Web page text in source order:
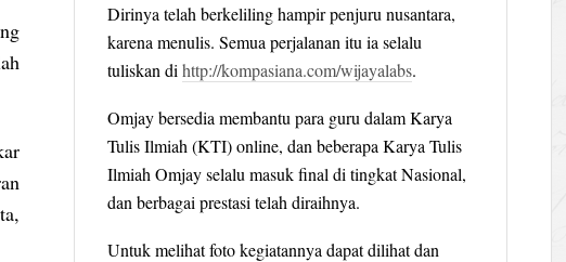
Dirinya telah berkeliling hampir penjuru nusantara,
karena menulis. Semua perjalanan itu ia selalu
tuliskan di http://kompasiana.com/wijayalabs.
Omjay bersedia membantu para guru dalam Karya
Tulis Ilmiah (KTI) online, dan beberapa Karya Tulis
Ilmiah Omjay selalu masuk final di tingkat Nasional,
dan berbagai prestasi telah diraihnya.
Untuk melihat foto kegiatannya dapat dilihat dan